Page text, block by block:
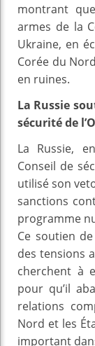
montrant
armes de la
Ukraine, en
Corée du
en ruines.
La Russie
sécurité de
La Russie,
Conseil de
utilisé son
sanctions
programme
Ce soutien
des tensions
cherchent à
pour qu’il
relations
Nord et les
important